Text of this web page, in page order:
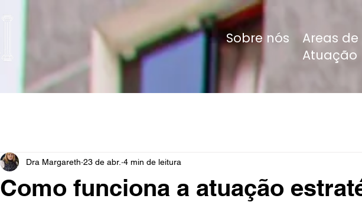
Sobre nós
Areas de
Atuação
Como funciona a atuação
Dra Margareth 23 de abr. 4 min de leitura